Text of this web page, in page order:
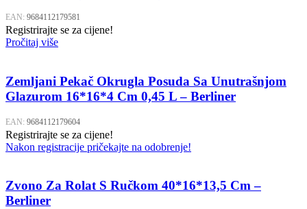
EAN: 9684112179581
Registrirajte se za cijene!
Pročitaj više
Zemljani Pekač Okrugla Posuda Sa Unutrašnjom
Glazurom 16*16*4 Cm 0,45 L – Berliner
EAN: 9684112179604
Registrirajte se za cijene!
Nakon registracije pričekajte na odobrenje!
Zvono Za Rolat S Ručkom 40*16*13,5 Cm –
Berliner